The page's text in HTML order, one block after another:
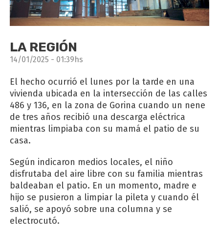
LA REGIÓN
14/01/2025 - 01:39hs
El hecho ocurrió el lunes por la tarde en una
vivienda ubicada en la intersección de las calles
486 y 136, en la zona de Gorina cuando un nene
de tres años recibió una descarga eléctrica
mientras limpiaba con su mamá el patio de su
casa.
Según indicaron medios locales, el niño
disfrutaba del aire libre con su familia mientras
baldeaban el patio. En un momento, madre e
hijo se pusieron a limpiar la pileta y cuando él
salió, se apoyó sobre una columna y se
electrocutó.